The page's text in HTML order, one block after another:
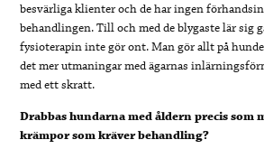
besvärliga klienter och de har ingen
behandlingen. Till och med de blygaste lär sig
fysioterapin inte gör ont. Man gör allt på
det mer utmaningar med ägarnas
med ett skratt.
Drabbas hundarna med åldern precis som
krämpor som kräver behandling?